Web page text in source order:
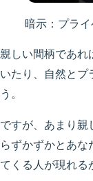
暗示：プラ
親しい間柄であれ
いたり、自然とプ
う。
ですが、あまり親
らずかずかとあな
てくる人が現れる